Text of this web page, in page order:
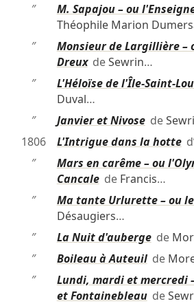
″ M. Sapajou – ou
Théophile Marion
″
Monsieur de Largillière –
DreuxdeSewrin…
″
L'Héloïse de l'Île-Saint-
Duval…
″
Janvier et Nivosede
1806
L'Intrigue dans la hotted’
″
Mars en carême – ou
Cancalede Francis…
″
Ma tante Urlurette – ou
Désaugiers…
″
La Nuit d'aubergede
″
Boileau à Auteuilde
″
Lundi, mardi et mercredi
et Fontainebleaude